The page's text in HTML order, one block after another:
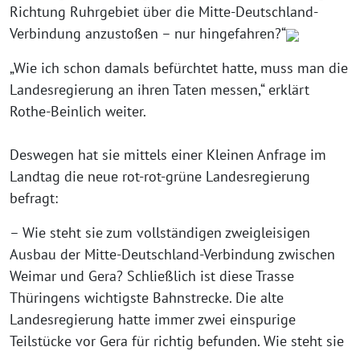
Richtung Ruhrgebiet über die Mitte-Deutschland-
Verbindung anzustoßen – nur hingefahren?“
„Wie ich schon damals befürchtet hatte, muss man die
Landesregierung an ihren Taten messen,“ erklärt
Rothe-Beinlich weiter.
Deswegen hat sie mittels einer Kleinen Anfrage im
Landtag die neue rot-rot-grüne Landesregierung
befragt:
– Wie steht sie zum vollständigen zweigleisigen
Ausbau der Mitte-Deutschland-Verbindung zwischen
Weimar und Gera? Schließlich ist diese Trasse
Thüringens wichtigste Bahnstrecke. Die alte
Landesregierung hatte immer zwei einspurige
Teilstücke vor Gera für richtig befunden. Wie steht sie